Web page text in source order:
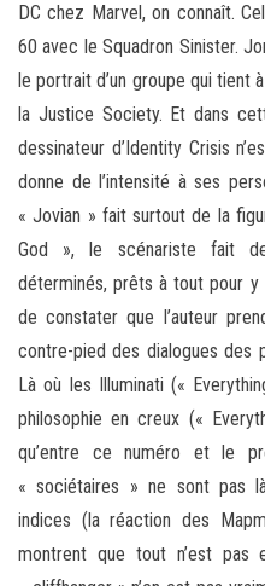
DC chez Marvel, on connaît.
60 avec le Squadron Sinister.
le portrait d’un groupe qui tient
la Justice Society. Et dans
dessinateur d’Identity Crisis
donne de l’intensité à ses
« Jovian » fait surtout de la
God », le scénariste fait
déterminés, prêts à tout pour y
de constater que l’auteur
contre-pied des dialogues des
Là où les Illuminati («
philosophie en creux («
qu’entre ce numéro et le
« sociétaires » ne sont pas
indices (la réaction des
montrent que tout n’est pas